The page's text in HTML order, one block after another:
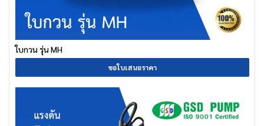
ใบกวน รุ่น MH
ขอใบเสนอราคา